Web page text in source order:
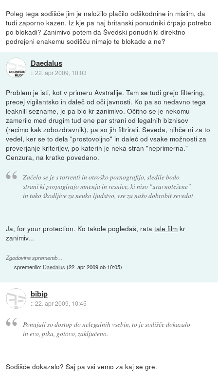
Poleg tega sodišče jim je naložilo plačilo odškodnine in mislim, da
tudi zaporno kazen. Iz kje pa naj britanski ponudniki črpajo potrebo
po blokadi? Zanimivo potem da Švedski ponudniki direktno
podrejeni enakemu sodišču nimajo te blokade a ne?
Daedalus
::22. apr 2009, 10:03
Problem je isti, kot v primeru Avstralije. Tam se tudi grejo filtering,
precej vigilantsko in daleč od oči javnosti. Ko pa so nedavno tega
leaknili sezname, je pa blo kr zanimivo. Očitno se je nekomu
zamerilo med drugim tud ene par strani od legalnih biznisov
(recimo kak zobozdravnik), pa so jih filtrirali. Seveda, nihče ni za to
vedel, ker se to dela "prostovoljno" in daleč od vsake možnosti za
preverjanje kriterijev, po katerih je neka stran "neprimerna."
Cenzura, na kratko povedano.
Začelo se je s torrenti in otroško pornografijo, sledile bodo
strani ki propagirajo mnenja in resnice, ki niso "uravnotežene"
in tako škodljive za neuko ljudstvo, vse za našo dobrobit seveda!
Ja, for your protection. Ko takole pogledaš, ratatale film kr
zanimiv...
Zgodovina sprememb…
spremenilo: Daedalus (22. apr 2009 ob 10:05)
bibip
::22. apr 2009, 10:45
Ponujali so dostop do nelegalnih vsebin, to je sodišče dokazalo
in evo, pika, gotovo, zaključeno.
Sodišče dokazalo? Saj pa vsi vemo za kaj se gre.